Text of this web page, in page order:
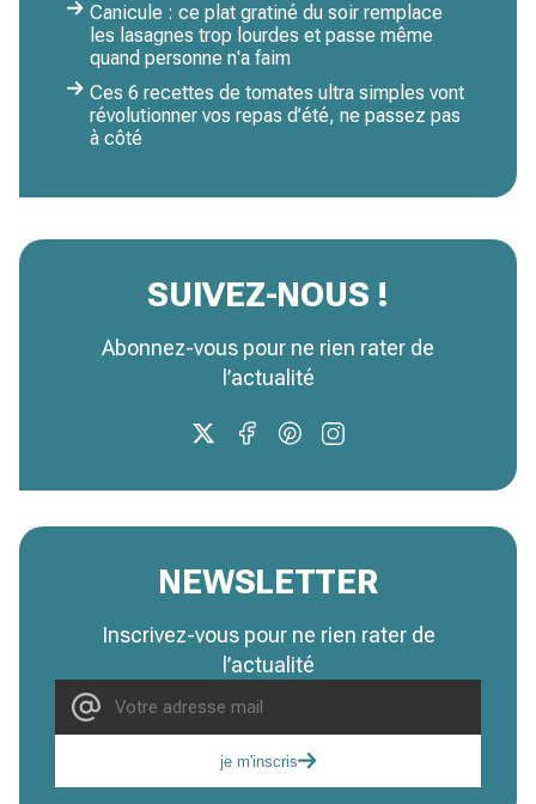
Canicule : ce plat gratiné du soir remplace
les lasagnes trop lourdes et passe même
quand personne n'a faim
Ces 6 recettes de tomates ultra simples vont
révolutionner vos repas d’été, ne passez pas
à côté
SUIVEZ-NOUS !
Abonnez-vous pour ne rien rater de
l’actualité
NEWSLETTER
Inscrivez-vous pour ne rien rater de
l’actualité
je m'inscris